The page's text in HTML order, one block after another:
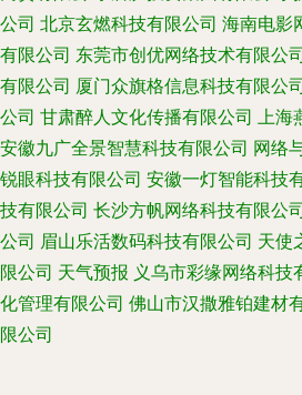
公司 北京玄燃科技有限公司 海南电影
有限公司 东莞市创优网络技术有限公
有限公司 厦门众旗格信息科技有限公
公司 甘肃醉人文化传播有限公司 上海
安徽九广全景智慧科技有限公司 网络
锐眼科技有限公司 安徽一灯智能科技
技有限公司 长沙方帆网络科技有限公
公司 眉山乐活数码科技有限公司 天使
限公司 天气预报 义乌市彩缘网络科技
化管理有限公司 佛山市汉撒雅铂建材
限公司